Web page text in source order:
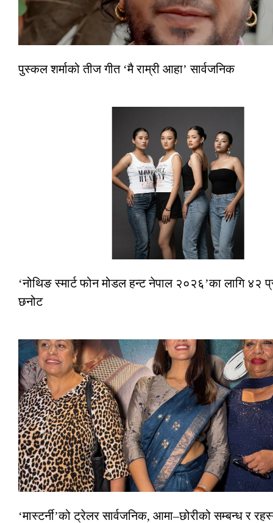
पुस्कल शर्माको तीज गीत ‘मै राम्री आहा’ सार्वजनिक
‘नोथिङ स्मार्ट फोन मोडल हन्ट नेपाल २०२६’का लागि ४२
छनोट
‘मास्टर्नी’को ट्रेलर सार्वजनिक, आमा–छोरीको सम्बन्ध र